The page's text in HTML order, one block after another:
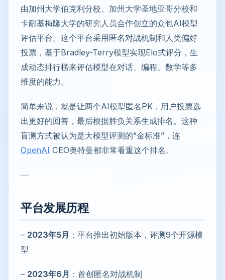
由加州大学伯克利分校、加州大学圣地亚哥分校和
卡耐基梅隆大学的研究人员合作创立的众包AI模型
评估平台。这个平台采用匿名对战机制和人类偏好
投票，基于Bradley-Terry模型实现Elo式评分，生
成动态排行榜来评估模型在对话、编程、数学等多
维度的能力。
简单来说，就是让两个AI模型匿名PK，用户投票选
出更好的回答，最后根据胜负关系生成排名。这种
盲测方式被认为是大模型评测的”金标准”，连
OpenAI CEO奥特曼都非常看重这个排名。
—
平台发展历程
– 2023年5月 ：平台推出初始版本，评测9个开源模
型
– 2023年6月 ：首创匿名对战机制